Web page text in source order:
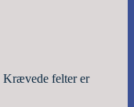
Krævede felter er